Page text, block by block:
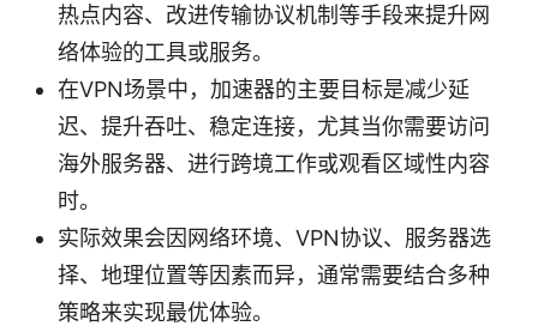
热点内容、改进传输协议机制等手段来提升网
络体验的工具或服务。
在VPN场景中，加速器的主要目标是减少延
迟、提升吞吐、稳定连接，尤其当你需要访问
海外服务器、进行跨境工作或观看区域性内容
时。
实际效果会因网络环境、VPN协议、服务器选
择、地理位置等因素而异，通常需要结合多种
策略来实现最优体验。